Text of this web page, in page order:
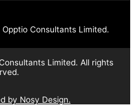
Consultants Limited.
Limited. All rights
by Nosy Design.